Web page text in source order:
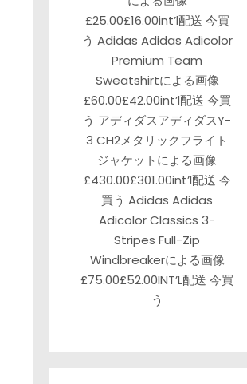
£25.00£16.00int’l配送 今買
う Adidas Adidas Adicolor
Premium Team
Sweatshirtによる画像
£60.00£42.00int’l配送 今買
う アディダスアディダスY-
3 CH2メタリックフライト
ジャケットによる画像
£430.00£301.00int’l配送 今
買う Adidas Adidas
Adicolor Classics 3-
Stripes Full-Zip
Windbreakerによる画像
£75.00£52.00INT’L配送 今買
う